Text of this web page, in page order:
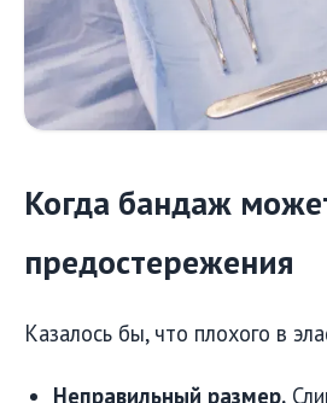
Когда бандаж
предостережения
Казалось бы, что плохого в
Неправильный размер.